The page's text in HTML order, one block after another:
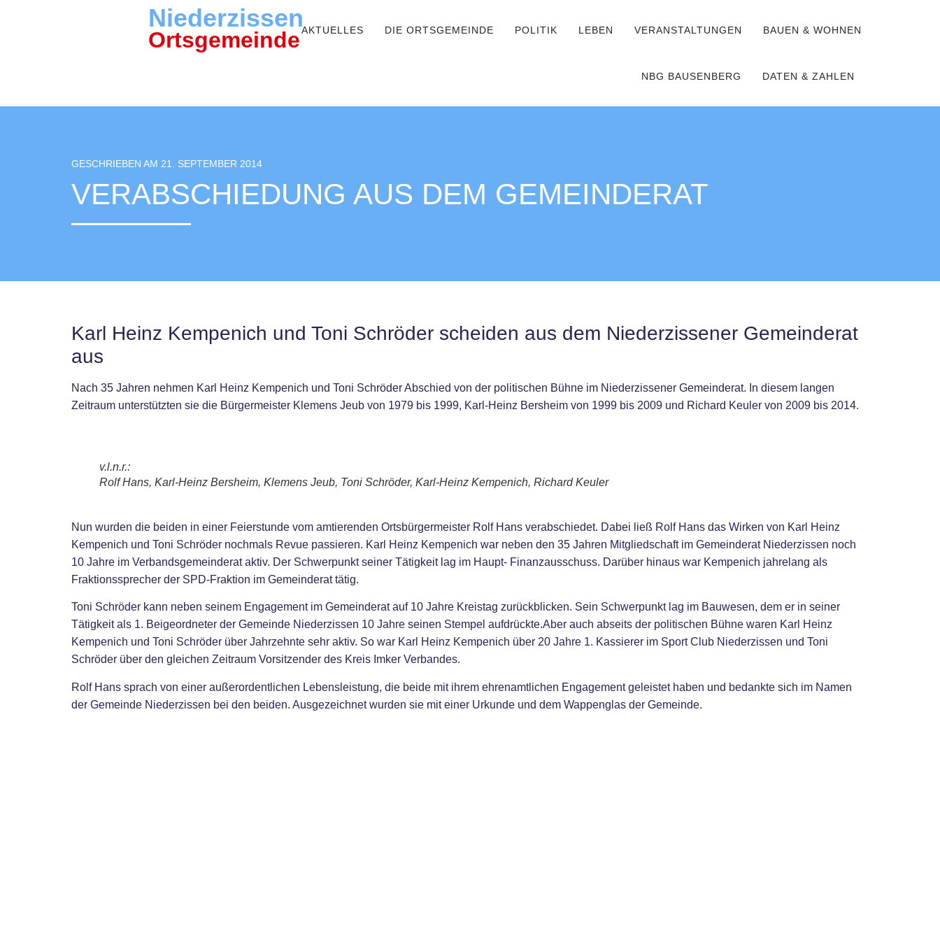
Niederzissen
OrtsgemeindeAKTUELLES DIE ORTSGEMEINDE POLITIK LEBEN VERANSTALTUNGEN BAUEN & WOHNEN
NBG BAUSENBERG DATEN & ZAHLEN
GESCHRIEBEN AM 21. SEPTEMBER 2014
VERABSCHIEDUNG AUS DEM GEMEINDERAT
Karl Heinz Kempenich und Toni Schröder scheiden aus dem Niederzissener Gemeinderat
aus
Nach 35 Jahren nehmen Karl Heinz Kempenich und Toni Schröder Abschied von der politischen Bühne im Niederzissener Gemeinderat. In diesem langen
Zeitraum unterstützten sie die Bürgermeister Klemens Jeub von 1979 bis 1999, Karl-Heinz Bersheim von 1999 bis 2009 und Richard Keuler von 2009 bis 2014.
v.l.n.r.:
Rolf Hans, Karl-Heinz Bersheim, Klemens Jeub, Toni Schröder, Karl-Heinz Kempenich, Richard Keuler
Nun wurden die beiden in einer Feierstunde vom amtierenden Ortsbürgermeister Rolf Hans verabschiedet. Dabei ließ Rolf Hans das Wirken von Karl Heinz
Kempenich und Toni Schröder nochmals Revue passieren. Karl Heinz Kempenich war neben den 35 Jahren Mitgliedschaft im Gemeinderat Niederzissen noch
10 Jahre im Verbandsgemeinderat aktiv. Der Schwerpunkt seiner Tätigkeit lag im Haupt- Finanzausschuss. Darüber hinaus war Kempenich jahrelang als
Fraktionssprecher der SPD-Fraktion im Gemeinderat tätig.
Toni Schröder kann neben seinem Engagement im Gemeinderat auf 10 Jahre Kreistag zurückblicken. Sein Schwerpunkt lag im Bauwesen, dem er in seiner
Tätigkeit als 1. Beigeordneter der Gemeinde Niederzissen 10 Jahre seinen Stempel aufdrückte.Aber auch abseits der politischen Bühne waren Karl Heinz
Kempenich und Toni Schröder über Jahrzehnte sehr aktiv. So war Karl Heinz Kempenich über 20 Jahre 1. Kassierer im Sport Club Niederzissen und Toni
Schröder über den gleichen Zeitraum Vorsitzender des Kreis Imker Verbandes.
Rolf Hans sprach von einer außerordentlichen Lebensleistung, die beide mit ihrem ehrenamtlichen Engagement geleistet haben und bedankte sich im Namen
der Gemeinde Niederzissen bei den beiden. Ausgezeichnet wurden sie mit einer Urkunde und dem Wappenglas der Gemeinde.